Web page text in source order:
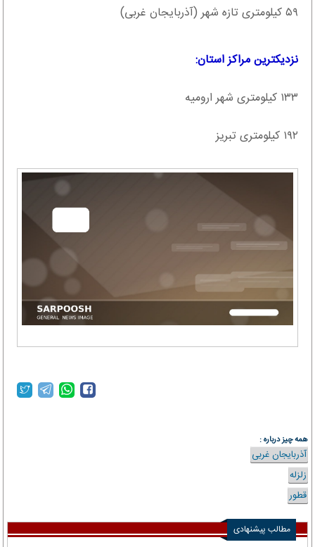
۵۹ کیلومتری تازه شهر (آذربایجان غربی)
نزدیکترین مراکز استان:
۱۳۳ کیلومتری شهر ارومیه
۱۹۲ کیلومتری تبریز
همه چیز درباره :
آذربایجان غربی
زلزله
قطور
مطالب پیشنهادی